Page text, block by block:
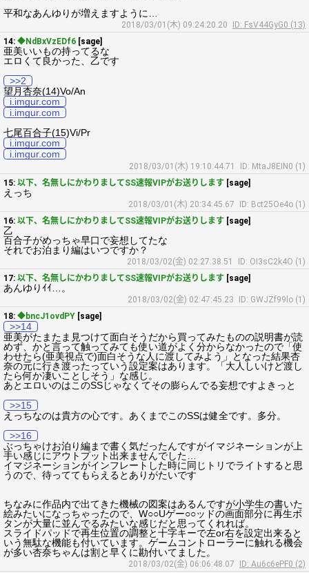
平和なあんゆりが増えますように…
2018/03/01(木) 09:24:20.20
ID: FsV44GyG0 (13)
14: ◆NdBxVzEDf6 [sage]
亜美いいもの持ってるな
エロくて良かった、乙です
>>2
望月杏奈(14)Vo/An
i.imgur.com
i.imgur.com
七尾百合子(15)Vi/Pr
i.imgur.com
i.imgur.com
2018/03/01(木) 19:10:44.71
ID: MtaJ8EIN0 (1)
15: 以下、名無しにかわりましてSS速報VIPがお送りします [sage]
えっち
2018/03/01(木) 20:34:45.67
ID: Bct25Oe4o (1)
16: 以下、名無しにかわりましてSS速報VIPがお送りします [sage]
乙
百合子がめっちゃ早口で妄想してたな
それでお泊まり編はいつですか？
2018/03/02(金) 02:27:38.51
ID: OI3sC2k4O (1)
17: 以下、名無しにかわりましてSS速報VIPがお送りします [sage]
あんゆりｲｲ…。
2018/03/02(金) 02:47:45.23
ID: GWJZf99lo (1)
18: ◆bncJ1ovdPY [sage]
>>14
亜美がたまたま見つけて面白そうだから買ってみたものの説明書が読
めず、かと言って触ってみても使い道がよく分からなかったので「使
わせたら(亜美視点で)面白そうな人に渡してみよう」となった結果杏
奈の元に行き渡ったっていう設定案はあります。「大人しいけど渡し
たら何か凄いことしそう」な感じ。
あとエロいのはこのSSじゃなくてその膨らんでる妄想ですよきっと
>>15
えっちなのは貴方の心です。あくまでこのSSは健全です。多分。
>>16
ぶっちゃけお泊り編まで書く気だったんですがイマジネーションが上
手い感じにアウトプット出来ませんでした…
イマジネーションがインフレートした時に同じトリでライトすると思
うので、待っててもらえるとありがたいです
ちなみに作品内で出てきた機械の図案はあるんですが小学生の書いた
絵みたいになっちゃったので、W○○Uゲー○○ッドの画面部分に再生ボ
タンが大量に並んでるみたいな感じだと思ってくれれば。
スライドパッドで再生位置の調整と十字キーで左or右を設定出来ると
いう無駄な機能も付いています。ゲームコントローラーに触れる機会
が多い杏奈ちゃんは割と早くに勘付いてました。
2018/03/02(金) 06:06:48.07
ID: Au6c6ePF0 (2)